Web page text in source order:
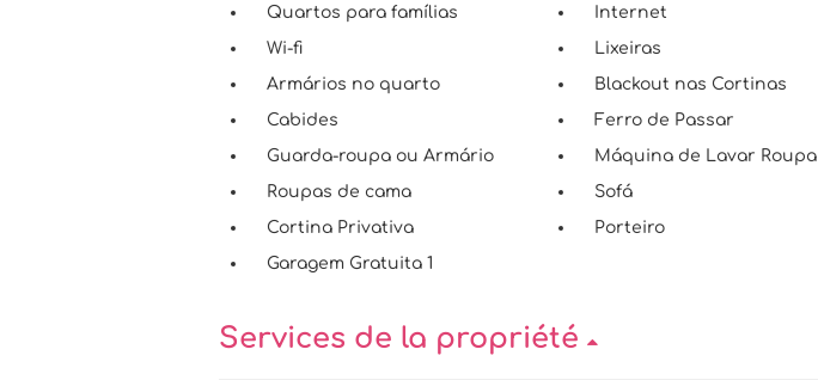
Quartos para famílias
Internet
Wi-fi
Lixeiras
Armários no quarto
Blackout nas Cortinas
Cabides
Ferro de Passar
Guarda-roupa ou Armário
Máquina de Lavar Roupa
Roupas de cama
Sofá
Cortina Privativa
Porteiro
Garagem Gratuita 1
Services de la propriété